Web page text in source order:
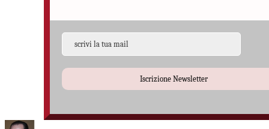
Iscrizione Newsletter